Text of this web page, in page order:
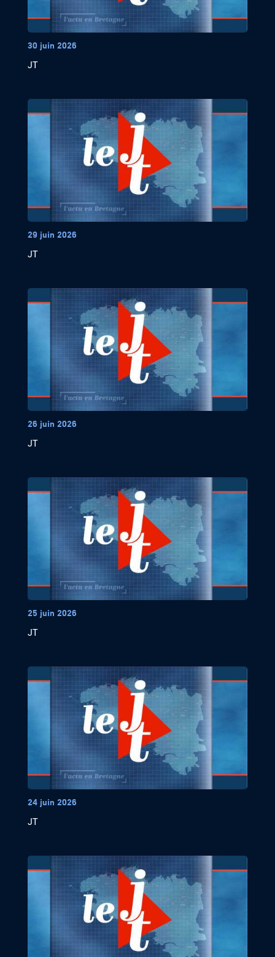
30 juin 2026
JT
29 juin 2026
JT
26 juin 2026
JT
25 juin 2026
JT
24 juin 2026
JT